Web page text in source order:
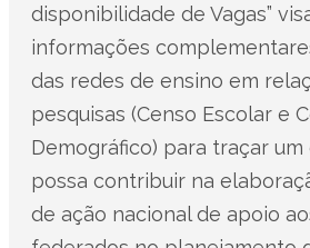
disponibilidade de Vagas”
informações
das redes de ensino em
pesquisas (Censo Escolar e
Demográfico) para traçar
possa contribuir na
de ação nacional de apoio